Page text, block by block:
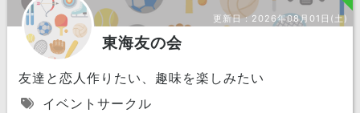
更新日： 2026年08月01日(土)
東海友の会
友達と恋人作りたい、趣味を楽しみたい
イベントサークル